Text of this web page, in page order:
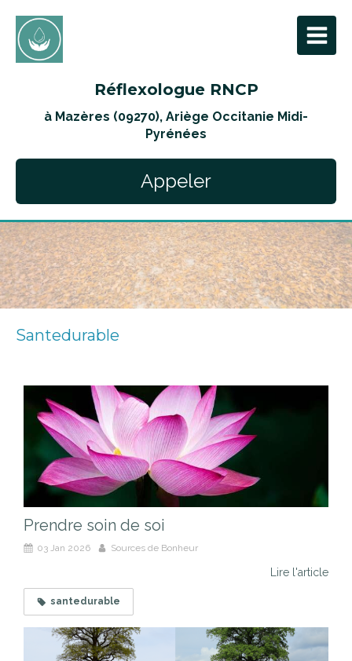
Réflexologue RNCP
à Mazères (09270), Ariège Occitanie Midi-
Pyrénées
Appeler
Santedurable
Prendre soin de soi
03 Jan 2026 Sources de Bonheur
Lire l'article
santedurable